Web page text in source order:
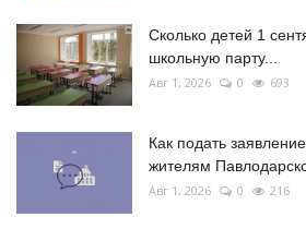
Сколько детей 1
школьную парту...
Авг 1, 2026 0 693
Как подать
жителям
Авг 1, 2026 0 216